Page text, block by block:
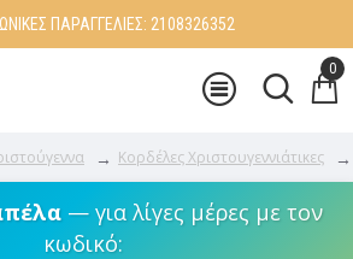
ΠΑΡΑΓΓΕΛΙΕΣ: 2108326352
0
Κορδέλες Χριστουγεννιάτικες
— για λίγες μέρες με τον
κωδικό: